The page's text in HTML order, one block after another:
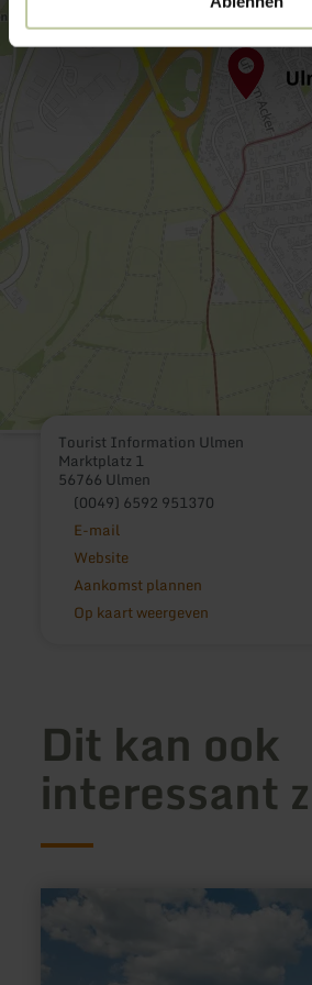
Tourist Information Ulmen
Marktplatz 1
56766 Ulmen
(0049) 6592 951370
E-mail
Website
Aankomst plannen
Op kaart weergeven
Dit kan ook
interessant
meer